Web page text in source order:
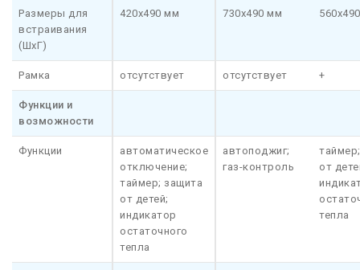
Размеры для
встраивания
(ШхГ)
420x490 мм 730x490 мм
Рамка отсутствует отсутствует +
Функции и
возможности
Функции
автоматическое
отключение;
таймер; защита
от детей;
индикатор
остаточного
тепла
автоподжиг;
газ-контроль
от
тепла